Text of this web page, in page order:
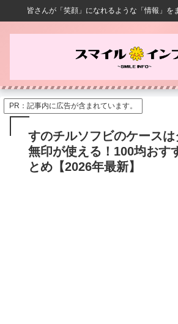
皆さんが「笑顔」になれるような「情報」を
PR：記事内に広告が含まれています。
すのチルソフビのケースは
無印が使える！100均おす
とめ【2026年最新】